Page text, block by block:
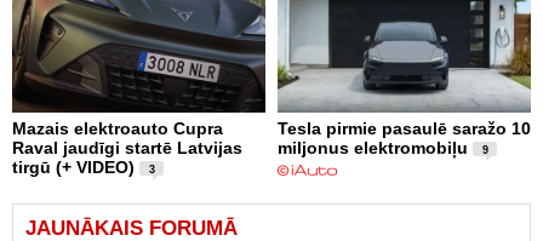
Mazais elektroauto Cupra
Raval jaudīgi startē Latvijas
tirgū (+ VIDEO)
3
Tesla pirmie pasaulē saražo 10
miljonus elektromobiļu
9
JAUNĀKAIS FORUMĀ